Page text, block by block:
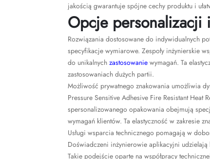
jakością gwarantuje spójne cechy produktu i
Opcje personalizacji
Rozwiązania dostosowane do indywidualnych
specyfikacje wymiarowe. Zespoły inżynierskie
do unikalnych zastosowanie wymagań. Ta
zastosowaniach dużych partii.
Możliwość prywatnego znakowania umożliwia
Pressure Sensitive Adhesive Fire Resistant
spersonalizowanego opakowania obejmują
wymagań klientów. Ta elastyczność w zakresie
Usługi wsparcia technicznego pomagają w
Doświadczeni inżynierowie aplikacyjni
Takie podejście oparte na współpracy